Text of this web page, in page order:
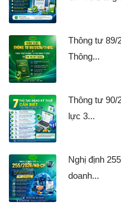
Thông tư 89/
Thông...
Thông tư 90/
lực 3...
Nghị định
doanh...